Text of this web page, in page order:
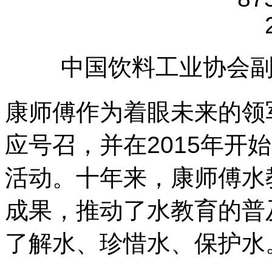
中国饮料工业协会
康师傅作为着眼未来的
应号召，并在2015年开
活动。十年来，康师傅
成果，推动了水教育的
了解水、珍惜水、保护水